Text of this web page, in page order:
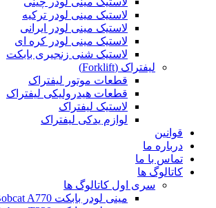
لاستیک مینی لودر ترکیه
لاستیک مینی لودر ایرانی
لاستیک مینی لودر کره ای
لاستیک شنی زنجیری بابکت
لیفتراک (Forklift)
قطعات موتور لیفتراک
قطعات هیدرولیکی لیفتراک
لاستیک لیفتراک
لوازم یدکی لیفتراک
قوانین
درباره ما
تماس با ما
کاتالوگ ها
سری اول کاتالوگ ها
مینی لودر بابکت Bobcat A770